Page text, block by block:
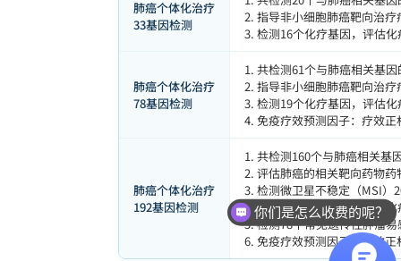
肺癌个体化治疗
33基因检测
2. 指导非小细胞肺癌靶向治疗
3. 检测16个化疗基因，评估
肺癌个体化治疗
78基因检测
1. 共检测61个与肺癌相关基
2. 指导非小细胞肺癌靶向治疗
3. 检测19个化疗基因，评估
4. 免疫疗效预测因子：疗效
肺癌个体化治疗
192基因检测
1. 共检测160个与肺癌相关基
2. 评估肺癌的相关靶向药物药
3. 检测微卫星不稳定（MSI）
4. 检测35个化疗基因，评估
5. 检测78个常见遗传性肿瘤
6. 免疫疗效预测因子：疗效
你们是怎么收费的呢？